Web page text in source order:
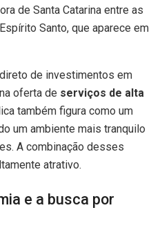
de Santa Catarina entre as
Santo, que aparece em
de investimentos em
oferta de serviços de alta
também figura como um
um ambiente mais tranquilo
A combinação desses
atrativo.
e a busca por